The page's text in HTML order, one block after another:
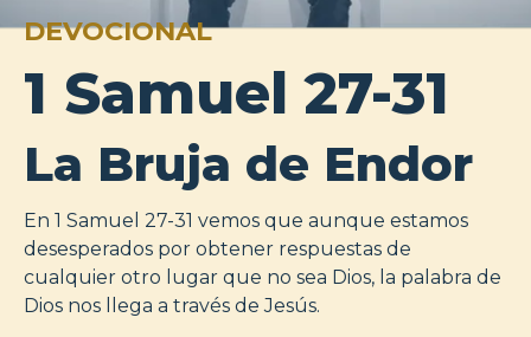
DEVOCIONAL
1 Samuel 27-31
La Bruja de Endor
En 1 Samuel 27-31 vemos que aunque estamos
desesperados por obtener respuestas de
cualquier otro lugar que no sea Dios, la palabra de
Dios nos llega a través de Jesús.